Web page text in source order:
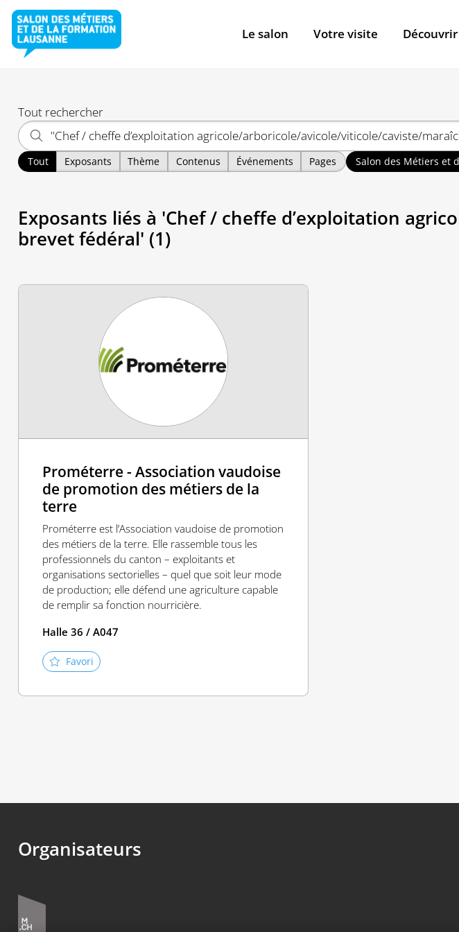
Le salon Votre visite Découvrir
Tout rechercher
Tout Exposants Thème Contenus Événements Pages Salon des Métiers et
Exposants liés à 'Chef / cheffe d’exploitation
brevet fédéral' (1)
Prométerre - Association vaudoise
de promotion des métiers de la
terre
Prométerre est l’Association vaudoise de promotion
des métiers de la terre. Elle rassemble tous les
professionnels du canton – exploitants et
organisations sectorielles – quel que soit leur mode
de production; elle défend une agriculture capable
de remplir sa fonction nourricière.
Halle 36 / A047
Favori
Organisateurs